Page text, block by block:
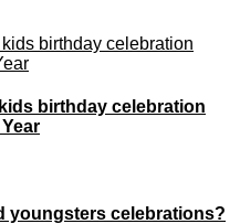
birthday celebration
youngsters celebrations?